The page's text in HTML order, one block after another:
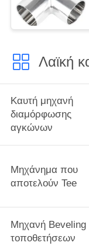
Λαϊκή
Καυτή μηχανή
διαμόρφωσης
αγκώνων
Μηχάνημα που
αποτελούν Tee
Μηχανή Beveling
τοποθετήσεων